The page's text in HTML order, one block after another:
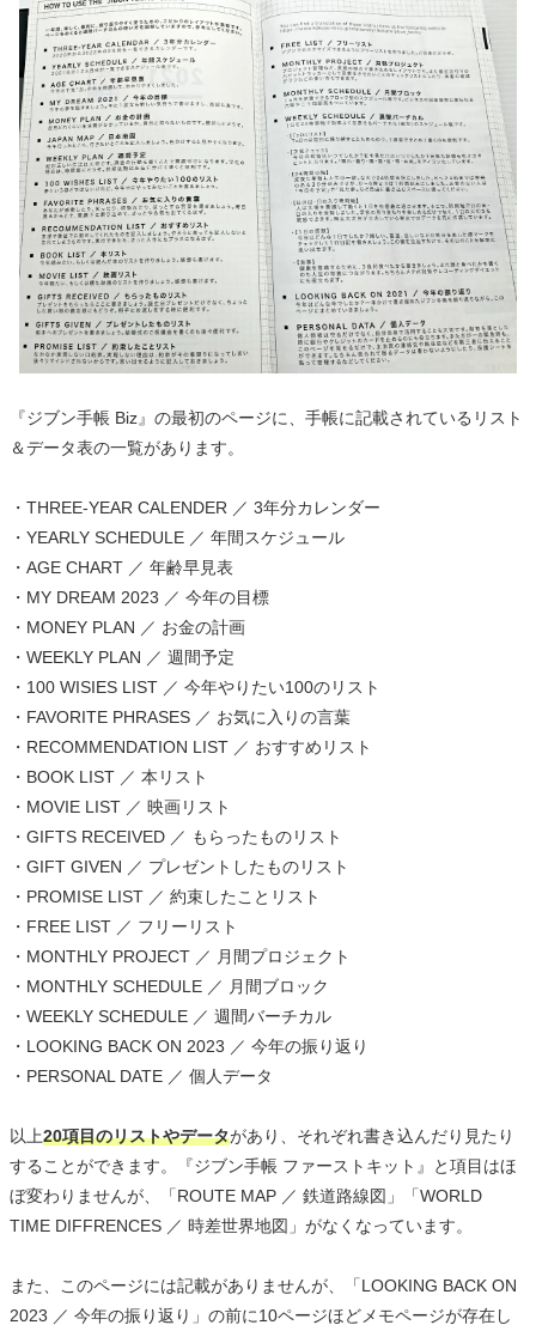
『ジブン手帳 Biz』の最初のページに、手帳に記載されているリスト
＆データ表の一覧があります。
・THREE-YEAR CALENDER ／ 3年分カレンダー
・YEARLY SCHEDULE ／ 年間スケジュール
・AGE CHART ／ 年齢早見表
・MY DREAM 2023 ／ 今年の目標
・MONEY PLAN ／ お金の計画
・WEEKLY PLAN ／ 週間予定
・100 WISIES LIST ／ 今年やりたい100のリスト
・FAVORITE PHRASES ／ お気に入りの言葉
・RECOMMENDATION LIST ／ おすすめリスト
・BOOK LIST ／ 本リスト
・MOVIE LIST ／ 映画リスト
・GIFTS RECEIVED ／ もらったものリスト
・GIFT GIVEN ／ プレゼントしたものリスト
・PROMISE LIST ／ 約束したことリスト
・FREE LIST ／ フリーリスト
・MONTHLY PROJECT ／ 月間プロジェクト
・MONTHLY SCHEDULE ／ 月間ブロック
・WEEKLY SCHEDULE ／ 週間バーチカル
・LOOKING BACK ON 2023 ／ 今年の振り返り
・PERSONAL DATE ／ 個人データ
以上20項目のリストやデータがあり、それぞれ書き込んだり見たり
することができます。『ジブン手帳 ファーストキット』と項目はほ
ぼ変わりませんが、「ROUTE MAP ／ 鉄道路線図」「WORLD
TIME DIFFRENCES ／ 時差世界地図」がなくなっています。
また、このページには記載がありませんが、「LOOKING BACK ON
2023 ／ 今年の振り返り」の前に10ページほどメモページが存在し